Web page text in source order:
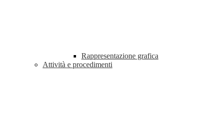
Rappresentazione grafica
Attività e procedimenti